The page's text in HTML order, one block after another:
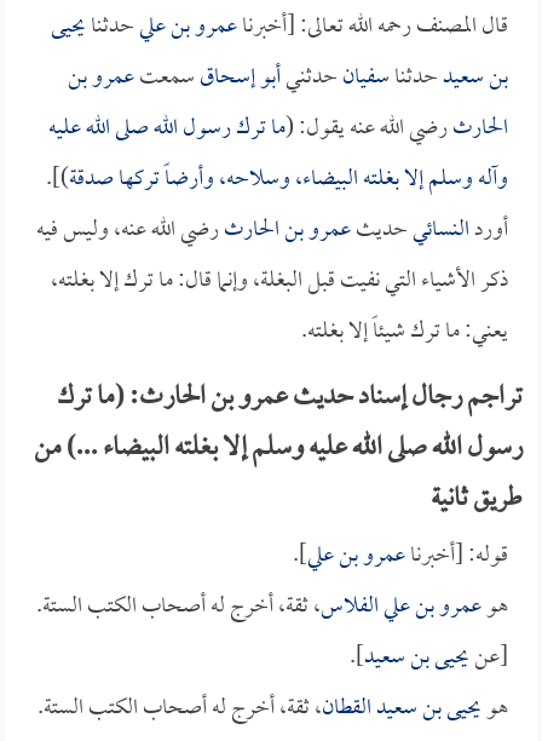
قال المصنف رحمه الله تعالى: [أخبرناعمرو بن عليحدثنايحيى
بن سعيدحدثناسفيانحدثنيأبو إسحاقسمعتعمرو بن
الحارثرضي الله عنه يقول: (ما ترك رسول الله صلى الله عليه
وآله وسلم إلا بغلته البيضاء، وسلاحه، وأرضاً تركها صدقة)].
أوردالنسائيحديثعمرو بن الحارثرضي الله عنه، وليس فيه
ذكر الأشياء التي نفيت قبل البغلة، وإنما قال: ما ترك إلا بغلته،
يعني: ما ترك شيئاً إلا بغلته.
تراجم رجال إسناد حديث عمرو بن الحارث: (ما ترك
رسول الله صلى الله عليه وسلم إلا بغلته البيضاء ...) من
طريق ثانية
قوله: [أخبرناعمرو بن علي].
هوعمرو بن علي الفلاس، ثقة، أخرج له أصحاب الكتب الستة.
[عنيحيى بن سعيد].
هويحيى بن سعيد القطان، ثقة، أخرج له أصحاب الكتب الستة.